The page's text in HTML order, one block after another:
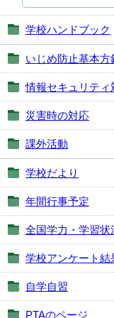
学校ハンドブック
いじめ防止基本方
情報セキュリティ
災害時の対応
課外活動
学校だより
年間行事予定
全国学力・学習状
学校アンケート結
自学自習
PTAのページ